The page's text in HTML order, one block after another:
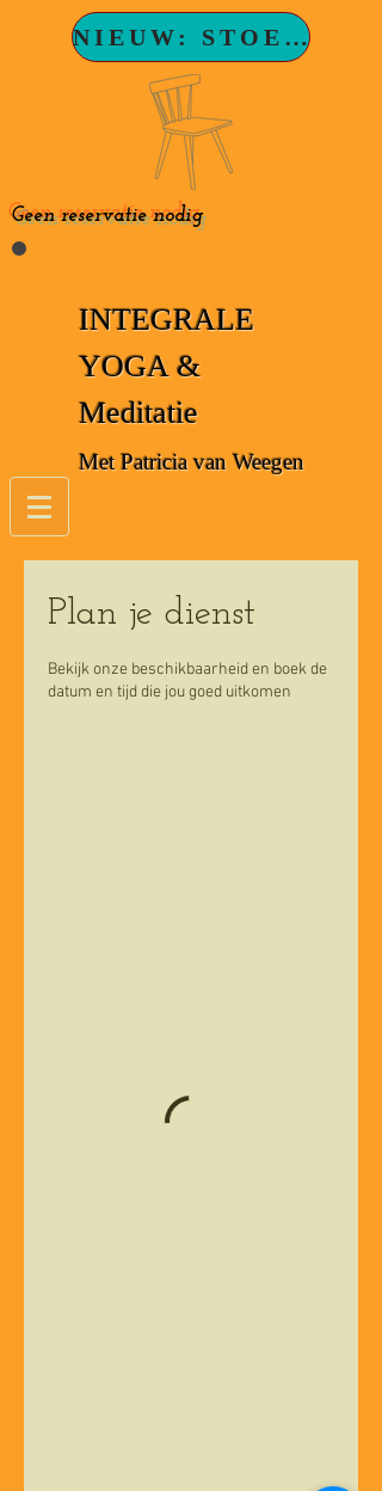
NIEUW: STOELYOGA
Geen reservatie nodig
INTEGRALE
YOGA &
Meditatie
Met Patricia van Weegen
Plan je dienst
Bekijk onze beschikbaarheid en boek de
datum en tijd die jou goed uitkomen